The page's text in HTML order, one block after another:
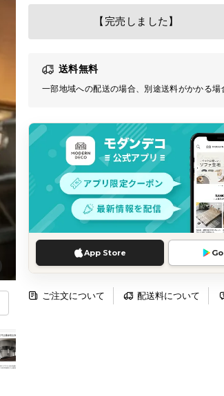
【完売しました】
送料無料
一部地域への配送の場合、別途送料がかかる場
App Store
ご注文について 配送料について